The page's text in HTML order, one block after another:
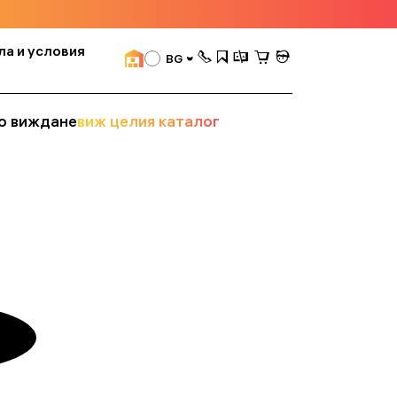
и условия BG
вижданевиж целия каталог